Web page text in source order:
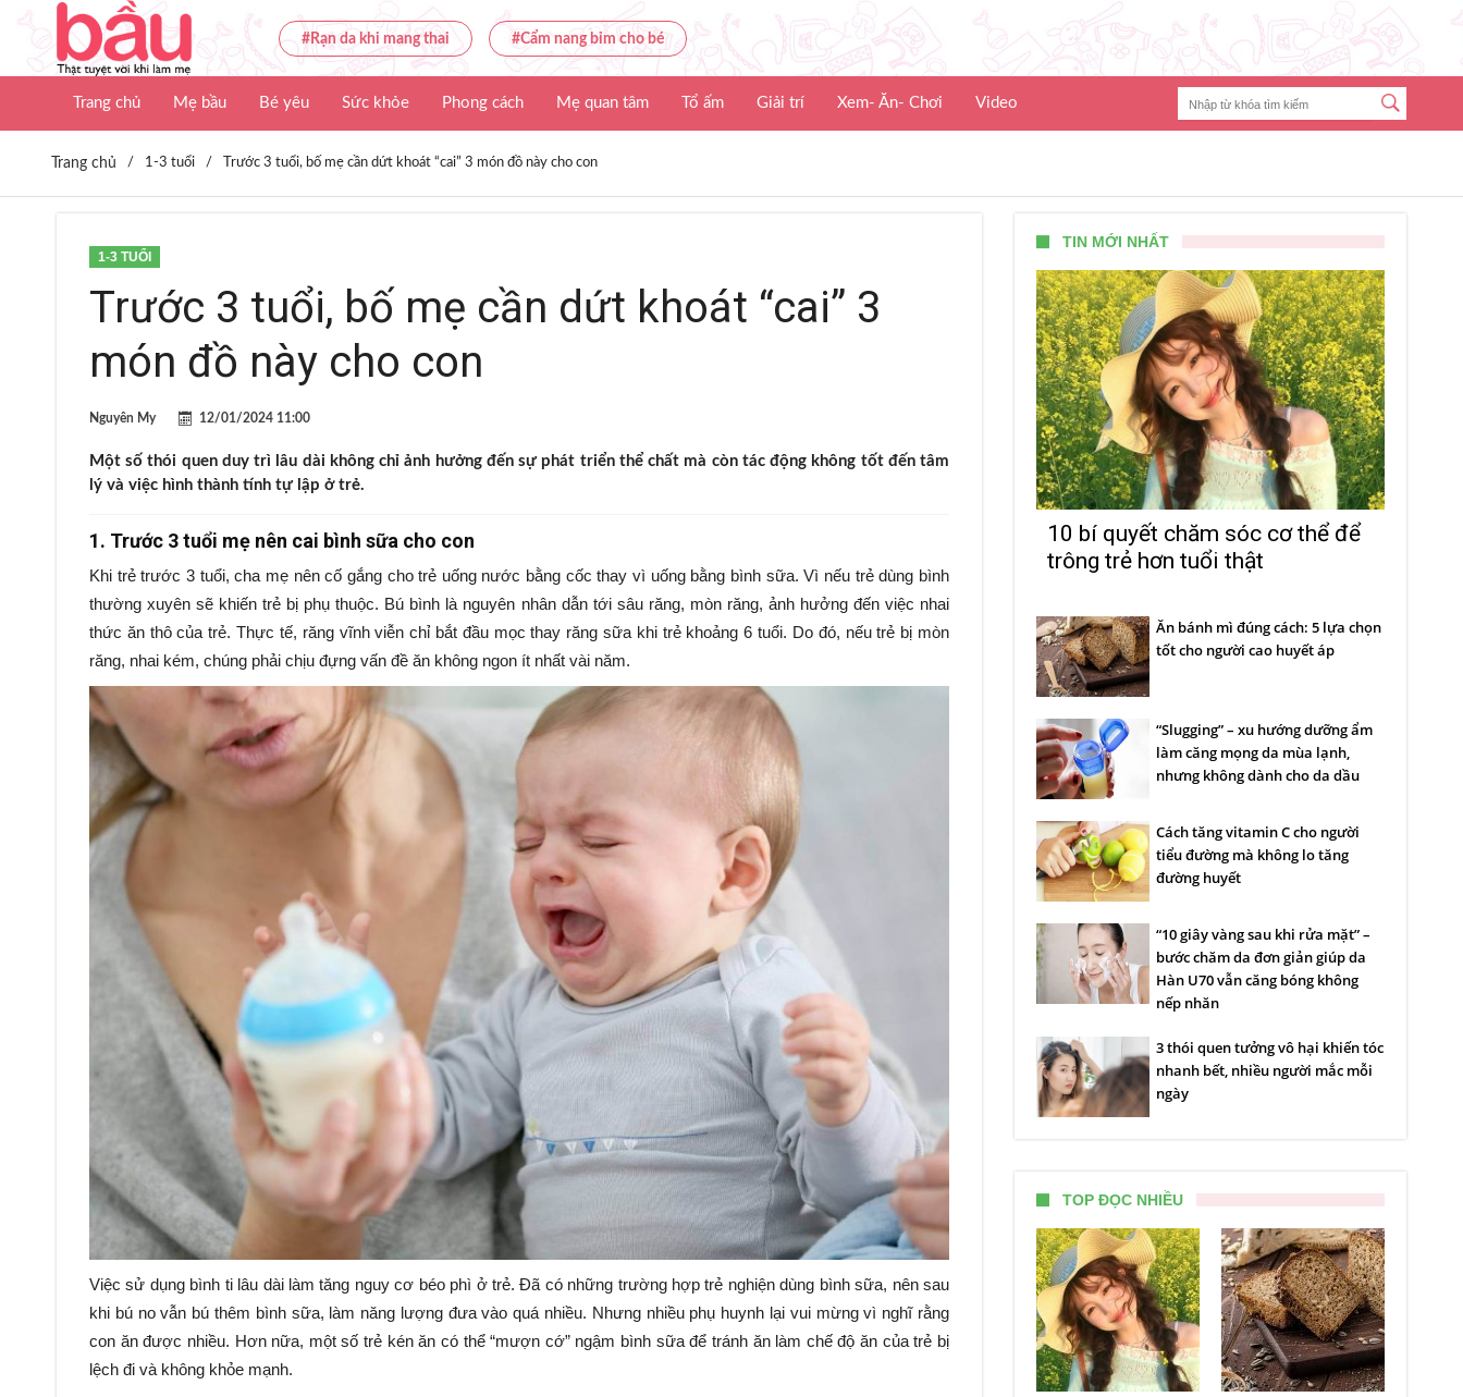
#Rạn da khi mang thai #Cẩm nang bỉm cho bé
Trang chủ Mẹ bầu Bé yêu Sức khỏe Phong cách Mẹ quan tâm Tổ ấm Giải trí Xem- Ăn- Chơi Video
Trang chủ / 1-3 tuổi / Trước 3 tuổi, bố mẹ cần dứt khoát “cai” 3 món đồ này cho con
1-3 TUỔI
Trước 3 tuổi, bố mẹ cần dứt khoát “cai” 3
món đồ này cho con
Nguyên My 12/01/2024 11:00
Một số thói quen duy trì lâu dài không chỉ ảnh hưởng đến sự phát triển thể chất mà còn tác động không tốt đến tâm
lý và việc hình thành tính tự lập ở trẻ.
1. Trước 3 tuổi mẹ nên cai bình sữa cho con
Khi trẻ trước 3 tuổi, cha mẹ nên cố gắng cho trẻ uống nước bằng cốc thay vì uống bằng bình sữa. Vì nếu trẻ dùng bình
thường xuyên sẽ khiến trẻ bị phụ thuộc. Bú bình là nguyên nhân dẫn tới sâu răng, mòn răng, ảnh hưởng đến việc nhai
thức ăn thô của trẻ. Thực tế, răng vĩnh viễn chỉ bắt đầu mọc thay răng sữa khi trẻ khoảng 6 tuổi. Do đó, nếu trẻ bị mòn
răng, nhai kém, chúng phải chịu đựng vấn đề ăn không ngon ít nhất vài năm.
Việc sử dụng bình ti lâu dài làm tăng nguy cơ béo phì ở trẻ. Đã có những trường hợp trẻ nghiện dùng bình sữa, nên sau
khi bú no vẫn bú thêm bình sữa, làm năng lượng đưa vào quá nhiều. Nhưng nhiều phụ huynh lại vui mừng vì nghĩ rằng
con ăn được nhiều. Hơn nữa, một số trẻ kén ăn có thể “mượn cớ” ngậm bình sữa để tránh ăn làm chế độ ăn của trẻ bị
lệch đi và không khỏe mạnh.
TIN MỚI NHẤT
10 bí quyết chăm sóc cơ thể để
trông trẻ hơn tuổi thật
Ăn bánh mì đúng cách: 5 lựa chọn
tốt cho người cao huyết áp
“Slugging” – xu hướng dưỡng ẩm
làm căng mọng da mùa lạnh,
nhưng không dành cho da dầu
Cách tăng vitamin C cho người
tiểu đường mà không lo tăng
đường huyết
“10 giây vàng sau khi rửa mặt” –
bước chăm da đơn giản giúp da
Hàn U70 vẫn căng bóng không
nếp nhăn
3 thói quen tưởng vô hại khiến tóc
nhanh bết, nhiều người mắc mỗi
ngày
TOP ĐỌC NHIỀU